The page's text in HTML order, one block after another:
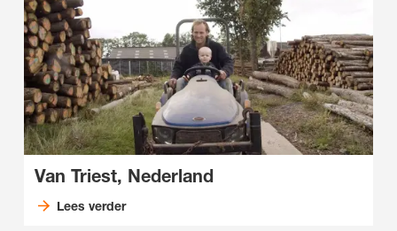
Van Triest, Nederland
Lees verder